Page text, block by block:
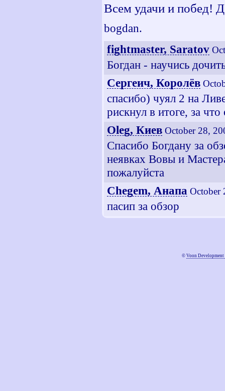
Всем удачи и побед!
bogdan.
fightmaster, Saratov
Богдан - научись
Сергеич, Королёв
спасибо) чуял 2 на
рискнул в итоге, за
Oleg, Киев October 28,
Спасибо Богдану за
неявках Вовы и
пожалуйста
Chegem, Анапа October
пасип за обзор
© Voon Development